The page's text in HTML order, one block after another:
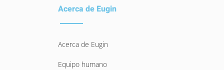
Acerca de Eugin
Acerca de Eugin
Equipo humano